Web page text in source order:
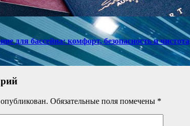
для бассейна: комфорт, безопасность и чистота
Обязательные поля помечены *